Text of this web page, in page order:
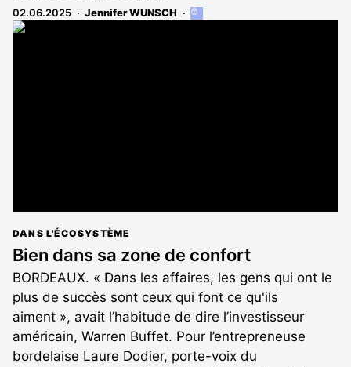
02.06.2025 Jennifer WUNSCH
Cet
DANS L'ÉCOSYSTÈME
Bien dans sa zone de confort
BORDEAUX. « Dans les affaires, les gens qui ont le
plus de succès sont ceux qui font ce qu'ils
aiment », avait l’habitude de dire l’investisseur
américain, Warren Buffet. Pour l’entrepreneuse
bordelaise Laure Dodier, porte-voix du